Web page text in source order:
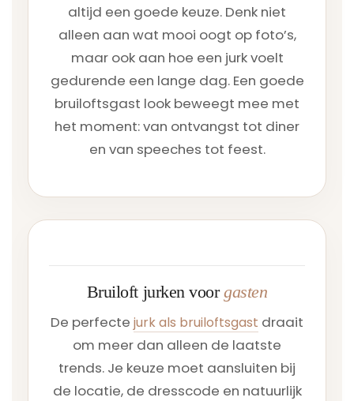
altijd een goede keuze. Denk niet
alleen aan wat mooi oogt op foto’s,
maar ook aan hoe een jurk voelt
gedurende een lange dag. Een goede
bruiloftsgast look beweegt mee met
het moment: van ontvangst tot diner
en van speeches tot feest.
Bruiloft jurken voorgasten
De perfecte jurk als bruiloftsgast draait
om meer dan alleen de laatste
trends. Je keuze moet aansluiten bij
de locatie, de dresscode en natuurlijk